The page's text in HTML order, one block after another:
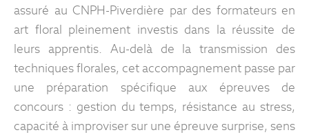
assuré au CNPH-Piverdière par des formateurs en
art floral pleinement investis dans la réussite de
leurs apprentis. Au-delà de la transmission des
techniques florales, cet accompagnement passe par
une préparation spécifique aux épreuves de
concours : gestion du temps, résistance au stress,
capacité à improviser sur une épreuve surprise, sens